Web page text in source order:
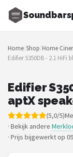
Zoeken
NAVIGATIE
Merken
Blog
Muziekstijlen
Home/Shop/Home
Edifier S350DB - 2.1
Edifier
aptX
(5,0/5)
· Bekijk andere
· Prijs bijgewerkt op